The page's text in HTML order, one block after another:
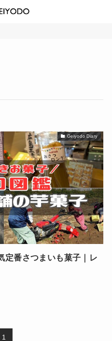
Geiyodo Diary
定番さつまいも菓子｜レ
1